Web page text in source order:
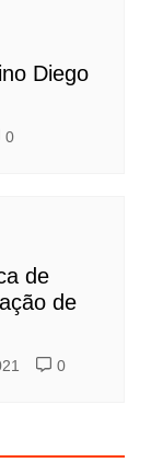
Diego
0
de
de
0